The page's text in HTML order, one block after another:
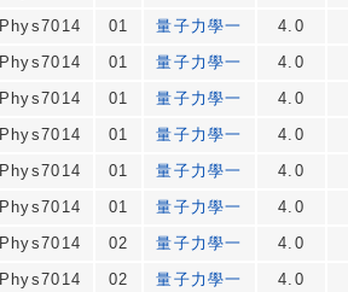
Phys7014 01 量子力學一
4.0
Phys7014 01 量子力學一
4.0
Phys7014 01 量子力學一
4.0
Phys7014 01 量子力學一
4.0
Phys7014 01 量子力學一
4.0
Phys7014 01 量子力學一
4.0
Phys7014 02 量子力學一
4.0
Phys7014 02 量子力學一 4.0